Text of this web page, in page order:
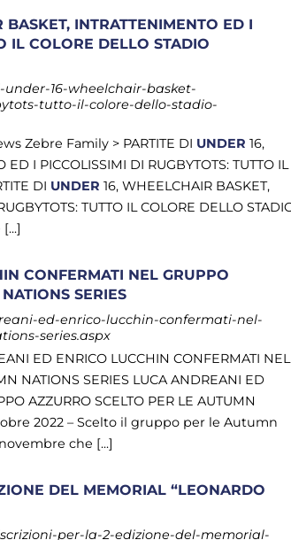
INTRATTENIMENTO ED I
IL COLORE DELLO STADIO
16-wheelchair-basket-
tutto-il-colore-dello-stadio-
Zebre Family > PARTITE DI UNDER 16,
I PICCOLISSIMI DI RUGBYTOTS: TUTTO IL
DI UNDER 16, WHEELCHAIR BASKET,
TUTTO IL COLORE DELLO
CONFERMATI NEL GRUPPO
SERIES
ed-enrico-lucchin-confermati-nel-
series.aspx
ED ENRICO LUCCHIN CONFERMATI NEL
NATIONS SERIES LUCA ANDREANI ED
AZZURRO SCELTO PER LE AUTUMN
2022 – Scelto il gruppo per le Autumn
che [...]
DEL MEMORIAL “LEONARDO
per-la-2-edizione-del-memorial-